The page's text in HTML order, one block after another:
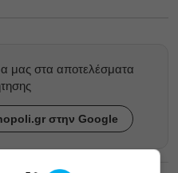
μας στα αποτελέσματα
στην Google